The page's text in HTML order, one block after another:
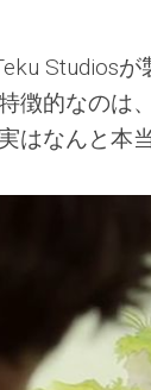
Studios
徴的なのは
はなんと本